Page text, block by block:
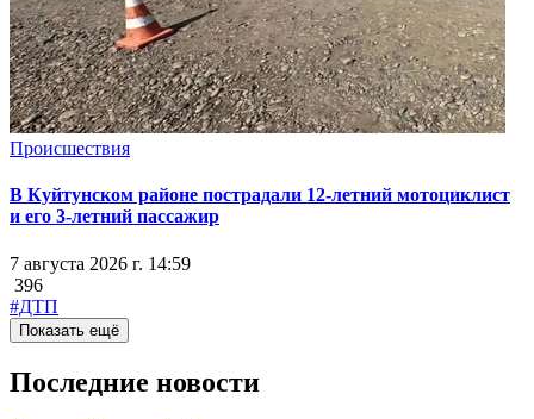
Происшествия
В Куйтунском районе пострадали 12-летний мотоциклист
и его 3-летний пассажир
7 августа 2026 г. 14:59
396
#ДТП
Показать ещё
Последние новости